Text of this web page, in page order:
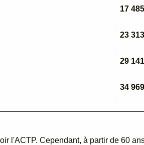
17
23
29
34
l'ACTP. Cependant, à partir de 60